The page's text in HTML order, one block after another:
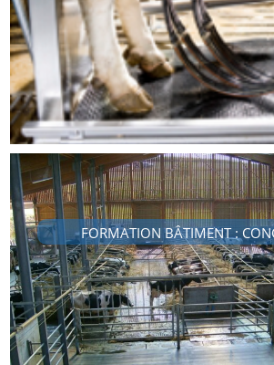
FORMATION BÂTIMENT :